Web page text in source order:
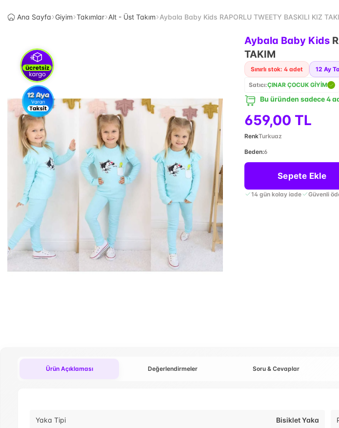
Ana Sayfa Giyim Takımlar Alt - Üst Takım Aybala Baby Kids RAPORLU TWEETY BASKILI KIZ
Aybala Baby Kids
TAKIM
Sınırlı stok: 4 adet 12 Ay
Satıcı:ÇINAR ÇOCUK GİYİM
Bu üründen sadece 4
659,00 TL
RenkTurkuaz
Beden:6
Sepete Ekle
14 gün kolay iade Güvenli
Ürün Açıklaması Değerlendirmeler Soru & Cevaplar
Yaka Tipi Bisiklet Yaka